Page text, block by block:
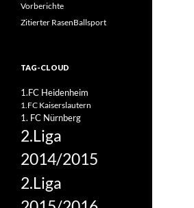
Vorberichte
Zitierter RasenBallsport
TAG-CLOUD
1.FC Heidenheim
1.FC Kaiserslautern
1. FC Nürnberg
2.Liga
2014/2015
2.Liga